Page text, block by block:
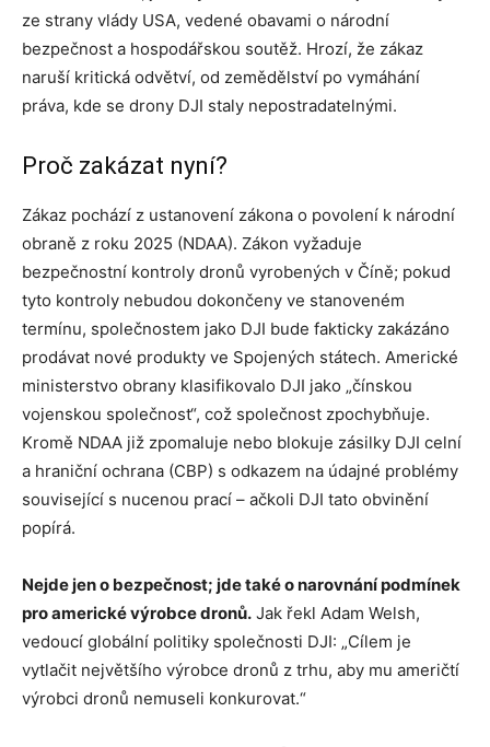
ze strany vlády USA, vedené obavami o národní
bezpečnost a hospodářskou soutěž. Hrozí, že zákaz
naruší kritická odvětví, od zemědělství po vymáhání
práva, kde se drony DJI staly nepostradatelnými.
Proč zakázat nyní?
Zákaz pochází z ustanovení zákona o povolení k národní
obraně z roku 2025 (NDAA). Zákon vyžaduje
bezpečnostní kontroly dronů vyrobených v Číně; pokud
tyto kontroly nebudou dokončeny ve stanoveném
termínu, společnostem jako DJI bude fakticky zakázáno
prodávat nové produkty ve Spojených státech. Americké
ministerstvo obrany klasifikovalo DJI jako „čínskou
vojenskou společnost“, což společnost zpochybňuje.
Kromě NDAA již zpomaluje nebo blokuje zásilky DJI celní
a hraniční ochrana (CBP) s odkazem na údajné problémy
související s nucenou prací – ačkoli DJI tato obvinění
popírá.
Nejde jen o bezpečnost; jde také o narovnání podmínek
pro americké výrobce dronů. Jak řekl Adam Welsh,
vedoucí globální politiky společnosti DJI: „Cílem je
vytlačit největšího výrobce dronů z trhu, aby mu američtí
výrobci dronů nemuseli konkurovat.“